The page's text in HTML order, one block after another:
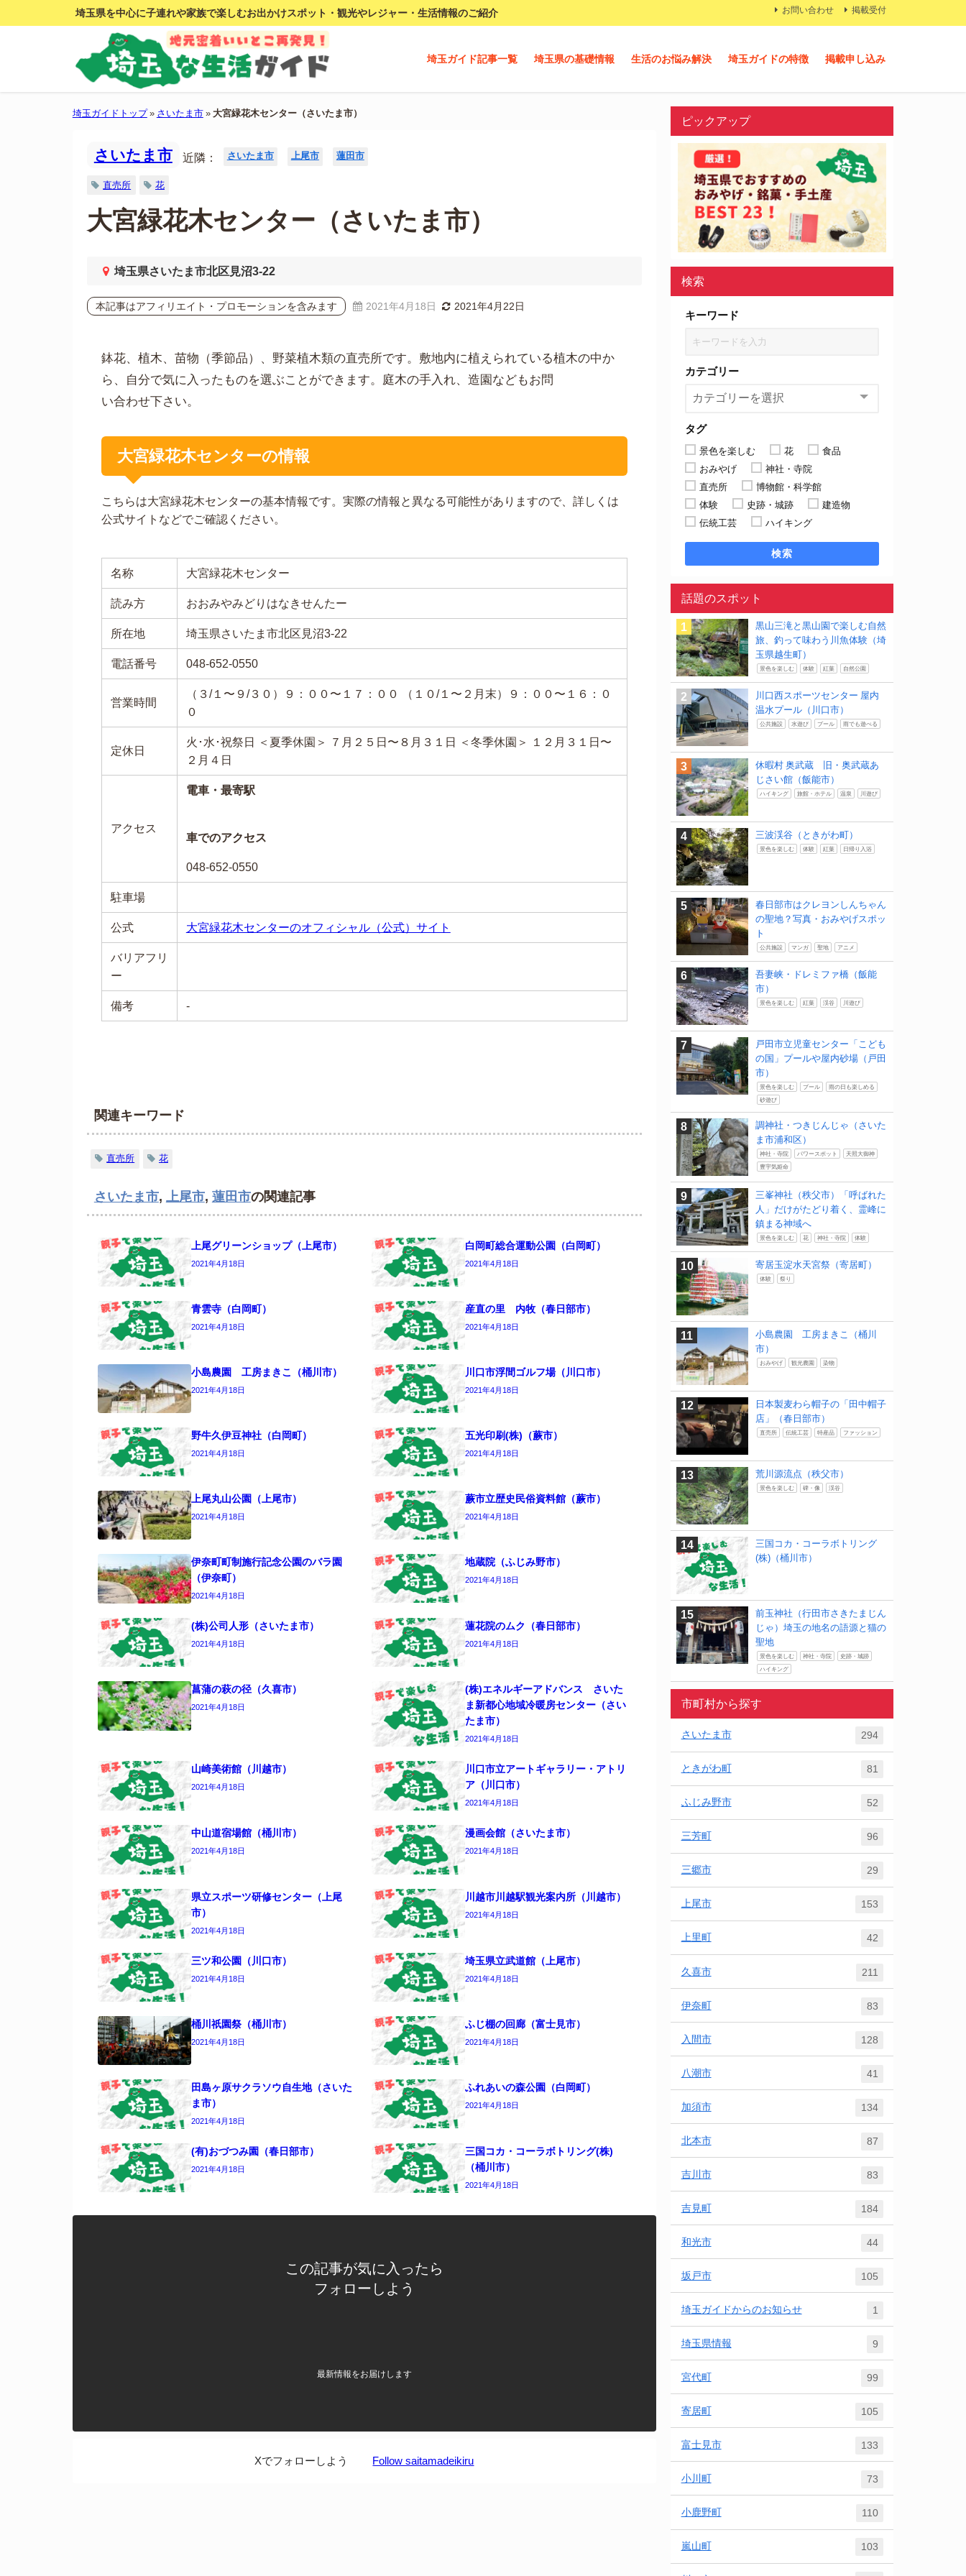
埼玉県を中心に子連れや家族で楽しむお出かけスポット・観光やレジャー・生活情報のご紹介 お問い合わせ 掲載受付
埼玉ガイド記事一覧 埼玉県の基礎情報 生活のお悩み解決 埼玉ガイドの特徴 掲載申し込み
埼玉ガイドトップ» さいたま市» 大宮緑花木センター（さいたま市）
さいたま市 近隣： さいたま市 上尾市 蓮田市
直売所 花
大宮緑花木センター（さいたま市）
埼玉県さいたま市北区見沼3-22
本記事はアフィリエイト・プロモーションを含みます 2021年4月18日 2021年4月22日
鉢花、植木、苗物（季節品）、野菜植木類の直売所です。敷地内に植えられている植木の中か
ら、自分で気に入ったものを選ぶことができます。庭木の手入れ、造園などもお問
い合わせ下さい。
大宮緑花木センターの情報
こちらは大宮緑花木センターの基本情報です。実際の情報と異なる可能性がありますので、詳しくは
公式サイトなどでご確認ください。
名称 大宮緑花木センター
読み方 おおみやみどりはなきせんたー
所在地 埼玉県さいたま市北区見沼3-22
電話番号 048-652-0550
営業時間
（３/１〜９/３０）９：００〜１７：００ （１０/１〜２月末）９：００〜１６：０
０
定休日
火･水･祝祭日 ＜夏季休園＞ ７月２５日〜８月３１日 ＜冬季休園＞ １２月３１日〜
２月４日
アクセス
電車・最寄駅
車でのアクセス
048-652-0550
駐車場
公式 大宮緑花木センターのオフィシャル（公式）サイト
バリアフリ
ー
備考 -
関連キーワード
直売所 花
さいたま市, 上尾市, 蓮田市の関連記事
上尾グリーンショップ（上尾市）
2021年4月18日
白岡町総合運動公園（白岡町）
2021年4月18日
青雲寺（白岡町）
2021年4月18日
産直の里 内牧（春日部市）
2021年4月18日
小島農園 工房まきこ（桶川市）
2021年4月18日
川口市浮間ゴルフ場（川口市）
2021年4月18日
野牛久伊豆神社（白岡町）
2021年4月18日
五光印刷(株)（蕨市）
2021年4月18日
上尾丸山公園（上尾市）
2021年4月18日
蕨市立歴史民俗資料館（蕨市）
2021年4月18日
伊奈町町制施行記念公園のバラ園
（伊奈町）
2021年4月18日
地蔵院（ふじみ野市）
2021年4月18日
(株)公司人形（さいたま市）
2021年4月18日
蓮花院のムク（春日部市）
2021年4月18日
菖蒲の萩の径（久喜市）
2021年4月18日
(株)エネルギーアドバンス さいた
ま新都心地域冷暖房センター（さい
たま市）
2021年4月18日
山崎美術館（川越市）
2021年4月18日
川口市立アートギャラリー・アトリ
ア（川口市）
2021年4月18日
中山道宿場館（桶川市）
2021年4月18日
漫画会館（さいたま市）
2021年4月18日
県立スポーツ研修センター（上尾
市）
2021年4月18日
川越市川越駅観光案内所（川越市）
2021年4月18日
三ツ和公園（川口市）
2021年4月18日
埼玉県立武道館（上尾市）
2021年4月18日
桶川祇園祭（桶川市）
2021年4月18日
ふじ棚の回廊（富士見市）
2021年4月18日
田島ヶ原サクラソウ自生地（さいた
ま市）
2021年4月18日
ふれあいの森公園（白岡町）
2021年4月18日
(有)おづつみ園（春日部市）
2021年4月18日
三国コカ・コーラボトリング(株)
（桶川市）
2021年4月18日
この記事が気に入ったら
フォローしよう
最新情報をお届けします
Xでフォローしよう Follow saitamadeikiru
ピックアップ
検索
キーワード
カテゴリー
タグ
景色を楽しむ 花
食品
おみやげ
神社・寺院
直売所
博物館・科学館
体験
史跡・城跡
建造物
伝統工芸
ハイキング
検索
話題のスポット
黒山三滝と黒山園で楽しむ自然
旅、釣って味わう川魚体験（埼
玉県越生町）
景色を楽しむ 体験 紅葉 自然公園
川口西スポーツセンター 屋内
温水プール（川口市）
公共施設 水遊び プール 雨でも遊べる
休暇村 奥武蔵 旧・奥武蔵あ
じさい館（飯能市）
ハイキング 旅館・ホテル 温泉 川遊び
三波渓谷（ときがわ町）
景色を楽しむ 体験 紅葉 日帰り入浴
春日部市はクレヨンしんちゃん
の聖地？写真・おみやげスポッ
ト
公共施設 マンガ 聖地 アニメ
吾妻峡・ドレミファ橋（飯能
市）
景色を楽しむ 紅葉 渓谷 川遊び
戸田市立児童センター「こども
の国」プールや屋内砂場（戸田
市）
景色を楽しむ プール 雨の日も楽しめる
砂遊び
調神社・つきじんじゃ（さいた
ま市浦和区）
神社・寺院 パワースポット 天照大御神
豊宇気姫命
三峯神社（秩父市）「呼ばれた
人」だけがたどり着く、霊峰に
鎮まる神域へ
景色を楽しむ 花 神社・寺院 体験
寄居玉淀水天宮祭（寄居町）
体験 祭り
小島農園 工房まきこ（桶川
市）
おみやげ 観光農園 染物
日本製麦わら帽子の「田中帽子
店」（春日部市）
直売所 伝統工芸 特産品 ファッション
荒川源流点（秩父市）
景色を楽しむ 碑・像 渓谷
三国コカ・コーラボトリング
(株)（桶川市）
前玉神社（行田市さきたまじん
じゃ）埼玉の地名の語源と猫の
聖地
景色を楽しむ 神社・寺院 史跡・城跡
ハイキング
市町村から探す
さいたま市 294
ときがわ町 81
ふじみ野市 52
三芳町 96
三郷市 29
上尾市 153
上里町 42
久喜市 211
伊奈町 83
入間市 128
八潮市 41
加須市 134
北本市 87
吉川市 83
吉見町 184
和光市 44
坂戸市 105
埼玉ガイドからのお知らせ 1
埼玉県情報 9
宮代町 99
寄居町 105
富士見市 133
小川町 73
小鹿野町 110
嵐山町 103